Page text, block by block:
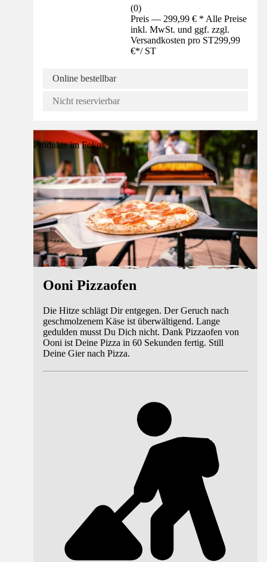
(0)
Preis — 299,99 € * Alle Preise
inkl. MwSt. und ggf. zzgl.
Versandkosten pro ST299,99
€*/ ST
Online bestellbar
Nicht reservierbar
Produkte im Fokus
Ooni Pizzaofen
Die Hitze schlägt Dir entgegen. Der Geruch nach
geschmolzenem Käse ist überwältigend. Lange
gedulden musst Du Dich nicht. Dank Pizzaofen von
Ooni ist Deine Pizza in 60 Sekunden fertig. Still
Deine Gier nach Pizza.